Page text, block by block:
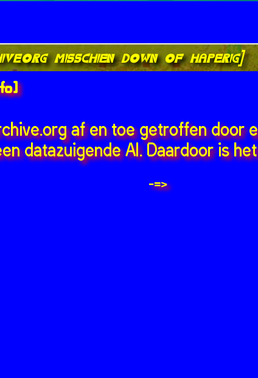
misschien down of haperig]
af en toe getroffen door
datazuigende AI. Daardoor is
-=>